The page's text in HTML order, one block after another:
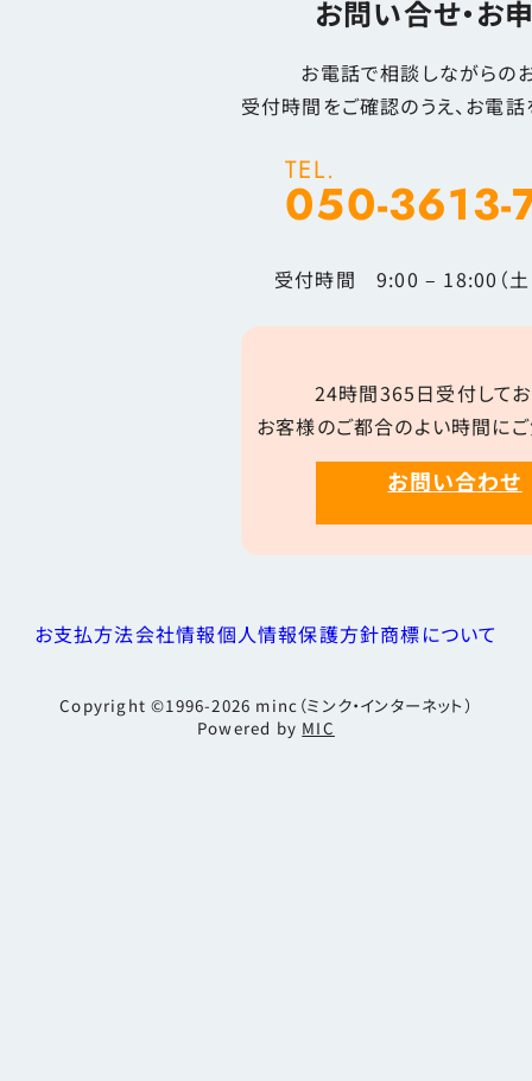
お問い合せ・お
お電話で相談しながらの
受付時間をご確認のうえ、お電話
TEL.
050-3613-
受付時間 9:00 – 18:00（土
24時間365日受付してお
お客様のご都合のよい時間にご
お問い合わせ
お支払方法会社情報個人情報保護方針商標について
Copyright ©1996-2026 minc（ミンク・インターネット）
Powered by MIC